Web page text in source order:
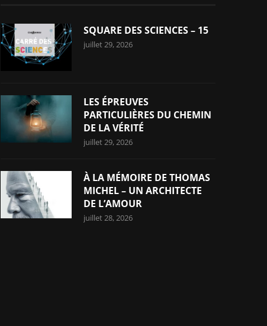
SQUARE DES SCIENCES – 15
juillet 29, 2026
LES ÉPREUVES
PARTICULIÈRES DU CHEMIN
DE LA VÉRITÉ
juillet 29, 2026
À LA MÉMOIRE DE THOMAS
MICHEL – UN ARCHITECTE
DE L’AMOUR
juillet 28, 2026